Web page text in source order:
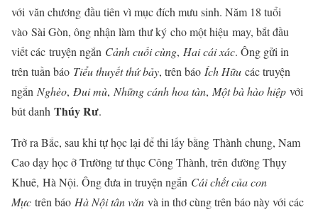
với văn chương đầu tiên vì mục đích mưu sinh. Năm 18 tuổi
vào Sài Gòn, ông nhận làm thư ký cho một hiệu may, bắt đầu
viết các truyện ngắn Cảnh cuối cùng, Hai cái xác. Ông gửi in
trên tuần báo Tiểu thuyết thứ bảy, trên báo Ích Hữu các truyện
ngắn Nghèo, Đui mù, Những cánh hoa tàn, Một bà hào hiệp với
bút danh Thúy Rư.
Trở ra Bắc, sau khi tự học lại để thi lấy bằng Thành chung, Nam
Cao dạy học ở Trường tư thục Công Thành, trên đường Thụy
Khuê, Hà Nội. Ông đưa in truyện ngắn Cái chết của con
Mực trên báo Hà Nội tân văn và in thơ cùng trên báo này với các